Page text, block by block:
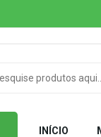
INÍCIO